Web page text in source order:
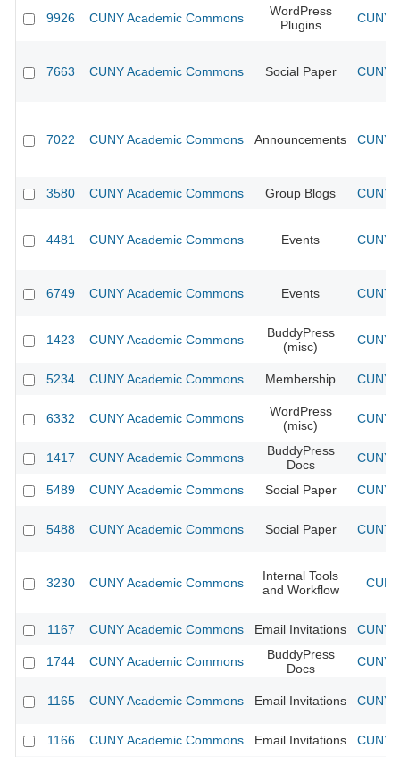
9926 CUNY Academic Commons
WordPress
Plugins
CUNY
7663 CUNY Academic Commons Social Paper CUNY
7022 CUNY Academic Commons Announcements CUNY
3580 CUNY Academic Commons Group Blogs CUNY
4481 CUNY Academic Commons Events CUNY
6749 CUNY Academic Commons Events CUNY
1423 CUNY Academic Commons
BuddyPress
(misc)
CUNY
5234 CUNY Academic Commons Membership CUNY
6332 CUNY Academic Commons
WordPress
(misc)
CUNY
1417 CUNY Academic Commons
BuddyPress
Docs
CUNY
5489 CUNY Academic Commons Social Paper CUNY
5488 CUNY Academic Commons Social Paper CUNY
3230 CUNY Academic Commons
Internal Tools
and Workflow
1167 CUNY Academic Commons Email Invitations CUNY
1744 CUNY Academic Commons
BuddyPress
Docs
CUNY
1165 CUNY Academic Commons Email Invitations CUNY
1166 CUNY Academic Commons Email Invitations CUNY